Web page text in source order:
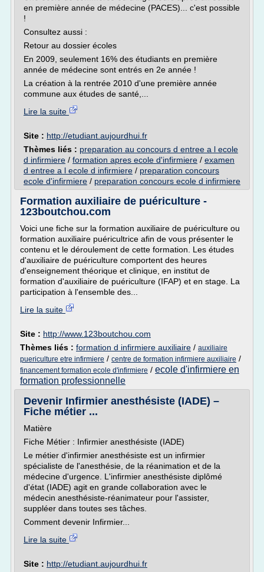
en première année de médecine (PACES)... c'est possible
!
Consultez aussi :
Retour au dossier écoles
En 2009, seulement 16% des étudiants en première
année de médecine sont entrés en 2e année !
La création à la rentrée 2010 d'une première année
commune aux études de santé,...
Lire la suite
Site : http://etudiant.aujourdhui.fr
Thèmes liés : preparation au concours d entree a l ecole
d infirmiere / formation apres ecole d'infirmiere / examen
d entree a l ecole d infirmiere / preparation concours
ecole d'infirmiere / preparation concours ecole d infirmiere
Formation auxiliaire de puériculture -
123boutchou.com
Voici une fiche sur la formation auxiliaire de puériculture ou
formation auxiliaire puéricultrice afin de vous présenter le
contenu et le déroulement de cette formation. Les études
d'auxiliaire de puériculture comportent des heures
d'enseignement théorique et clinique, en institut de
formation d'auxiliaire de puériculture (IFAP) et en stage. La
participation à l'ensemble des...
Lire la suite
Site : http://www.123boutchou.com
Thèmes liés : formation d infirmiere auxiliaire / auxiliaire
puericulture etre infirmiere / centre de formation infirmiere auxiliaire /
financement formation ecole d'infirmiere / ecole d'infirmiere en
formation professionnelle
Devenir Infirmier anesthésiste (IADE) –
Fiche métier ...
Matière
Fiche Métier : Infirmier anesthésiste (IADE)
Le métier d'infirmier anesthésiste est un infirmier
spécialiste de l'anesthésie, de la réanimation et de la
médecine d'urgence. L'infirmier anesthésiste diplômé
d'état (IADE) agit en grande collaboration avec le
médecin anesthésiste-réanimateur pour l'assister,
suppléer dans toutes ses tâches.
Comment devenir Infirmier...
Lire la suite
Site : http://etudiant.aujourdhui.fr